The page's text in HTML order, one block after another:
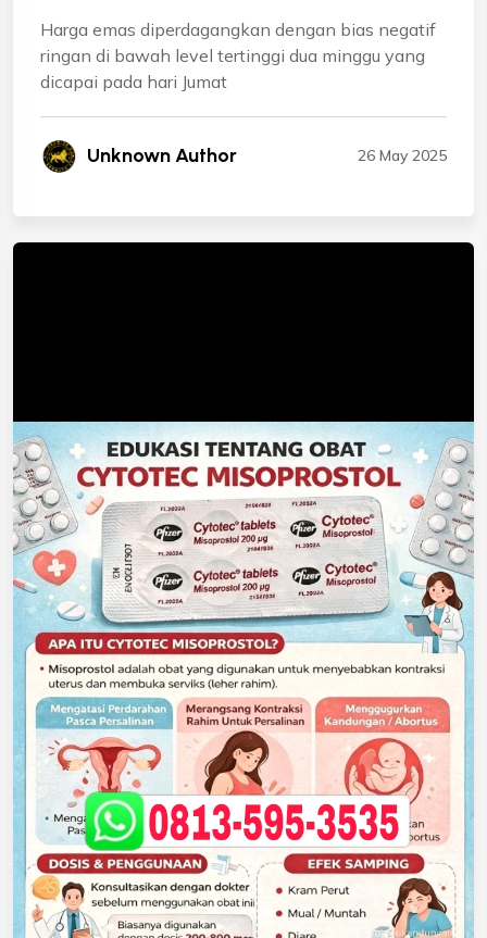
Harga emas diperdagangkan dengan bias negatif
ringan di bawah level tertinggi dua minggu yang
dicapai pada hari Jumat
Unknown Author 26 May 2025